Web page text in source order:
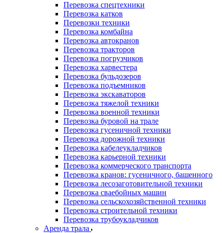
Перевозка спецтехники
Перевозка катков
Перевозки техники
Перевозка комбайна
Перевозка автокранов
Перевозка тракторов
Перевозка погрузчиков
Перевозка харвестера
Перевозка бульдозеров
Перевозка подъемников
Перевозка экскаваторов
Перевозка тяжелой техники
Перевозка военной техники
Перевозка буровой на трале
Перевозка гусеничной техники
Перевозка дорожной техники
Перевозка кабелеукладчиков
Перевозка карьерной техники
Перевозка коммерческого транспорта
Перевозка кранов: гусеничного, башенного
Перевозка лесозаготовительной техники
Перевозка сваебойных машин
Перевозка сельскохозяйственной техники
Перевозка строительной техники
Перевозка трубоукладчиков
Аренда трала